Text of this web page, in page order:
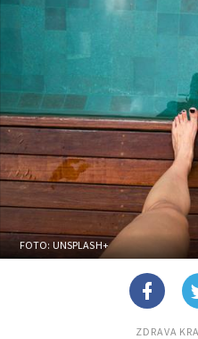
FOTO: UNSPLASH+
ZDRAVA